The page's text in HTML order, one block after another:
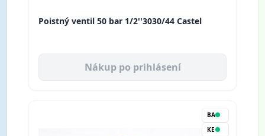
Poistný ventil 50 bar 1/2''3030/44 Castel
Nákup po prihlásení
BA
KE